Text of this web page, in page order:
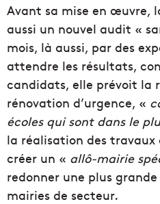
Avant sa mise en œuvre,
aussi un nouvel audit «
mois, là aussi, par des
attendre les résultats,
candidats, elle prévoit la
rénovation d’urgence, «
écoles qui sont dans le
la réalisation des
créer un « allô-mairie
redonner une plus
mairies de secteur.